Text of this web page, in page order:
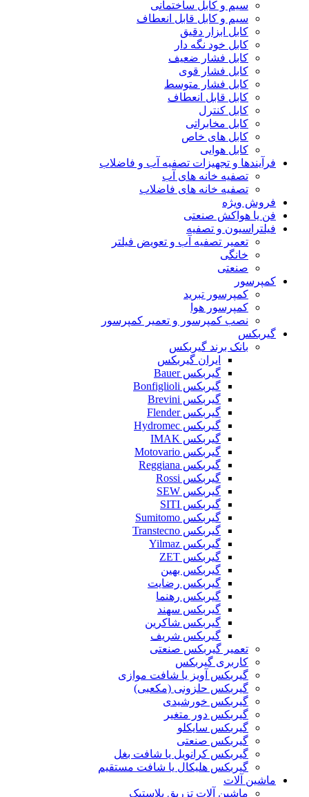
سیم و کابل ساختمانی
سیم و کابل قابل انعطاف
کابل ابزار دقیق
کابل خود نگه دار
کابل فشار ضعیف
کابل فشار قوی
کابل فشار متوسط
کابل قابل انعطاف
کابل کنترل
کابل مخابراتی
کابل های خاص
کابل هوایی
فرآیندها و تجهیزات تصفیه آب و فاضلاب
تصفیه خانه های آب
تصفیه خانه های فاضلاب
فروش ویژه
فن یا هواکش صنعتی
فیلتراسیون و تصفیه
تعمیر تصفیه آب و تعویض فیلتر
خانگی
صنعتی
کمپرسور
کمپرسور تبرید
کمپرسور هوا
نصب کمپرسور و تعمیر کمپرسور
گیربکس
بانک برند گیربکس
ایران گیربکس
گیربکس Bauer
گیربکس Bonfiglioli
گیربکس Brevini
گیربکس Flender
گیربکس Hydromec
گیربکس IMAK
گیربکس Motovario
گیربکس Reggiana
گیربکس Rossi
گیربکس SEW
گیربکس SITI
گیربکس Sumitomo
گیربکس Transtecno
گیربکس Yilmaz
گیربکس ZET
گیربکس بهین
گیربکس رضایت
گیربکس رهنما
گیربکس سهند
گیربکس شاکرین
گیربکس شریف
تعمیر گیربکس صنعتی
کاربری گیربکس
گیربکس آویز یا شافت موازی
گیربکس حلزونی (مکعبی)
گیربکس خورشیدی
گیربکس دور متغیر
گیربکس سایکلو
گیربکس صنعتی
گیربکس کرانویل یا شافت بغل
گیربکس هلیکال یا شافت مستقیم
ماشین آلات
ماشین آلات تزریق پلاستیک